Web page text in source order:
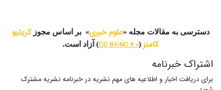
دسترسی به مقالات مجله «علوم خبری» بر اساس مجوزکریتیو
کامنز (
CC BY-NC 4.0) آزاد است.
اشتراک خبرنامه
برای دریافت اخبار و اطلاعیه های مهم نشریه در خبرنامه نشریه مشترک